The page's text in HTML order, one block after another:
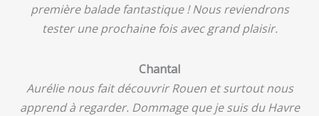
première balade fantastique ! Nous reviendrons
tester une prochaine fois avec grand plaisir.
Chantal
Aurélie nous fait découvrir Rouen et surtout nous
apprend à regarder. Dommage que je suis du Havre